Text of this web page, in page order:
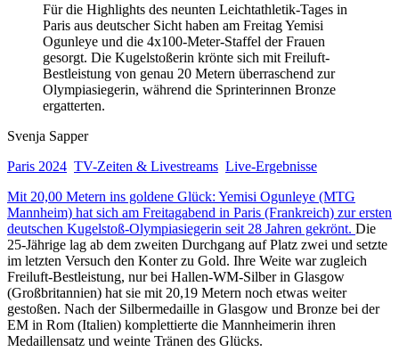
Für die Highlights des neunten Leichtathletik-Tages in
Paris aus deutscher Sicht haben am Freitag Yemisi
Ogunleye und die 4x100-Meter-Staffel der Frauen
gesorgt. Die Kugelstoßerin krönte sich mit Freiluft-
Bestleistung von genau 20 Metern überraschend zur
Olympiasiegerin, während die Sprinterinnen Bronze
ergatterten.
Svenja Sapper
Paris 2024 TV-Zeiten & Livestreams Live-Ergebnisse
Mit 20,00 Metern ins goldene Glück: Yemisi Ogunleye (MTG
Mannheim) hat sich am Freitagabend in Paris (Frankreich) zur ersten
deutschen Kugelstoß-Olympiasiegerin seit 28 Jahren gekrönt. Die
25-Jährige lag ab dem zweiten Durchgang auf Platz zwei und setzte
im letzten Versuch den Konter zu Gold. Ihre Weite war zugleich
Freiluft-Bestleistung, nur bei Hallen-WM-Silber in Glasgow
(Großbritannien) hat sie mit 20,19 Metern noch etwas weiter
gestoßen. Nach der Silbermedaille in Glasgow und Bronze bei der
EM in Rom (Italien) komplettierte die Mannheimerin ihren
Medaillensatz und weinte Tränen des Glücks.